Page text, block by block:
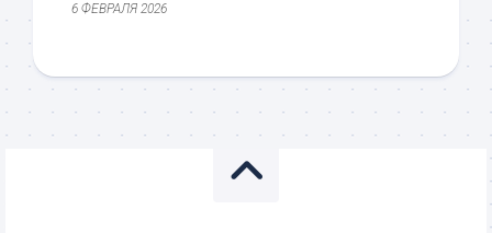
6 ФЕВРАЛЯ 2026